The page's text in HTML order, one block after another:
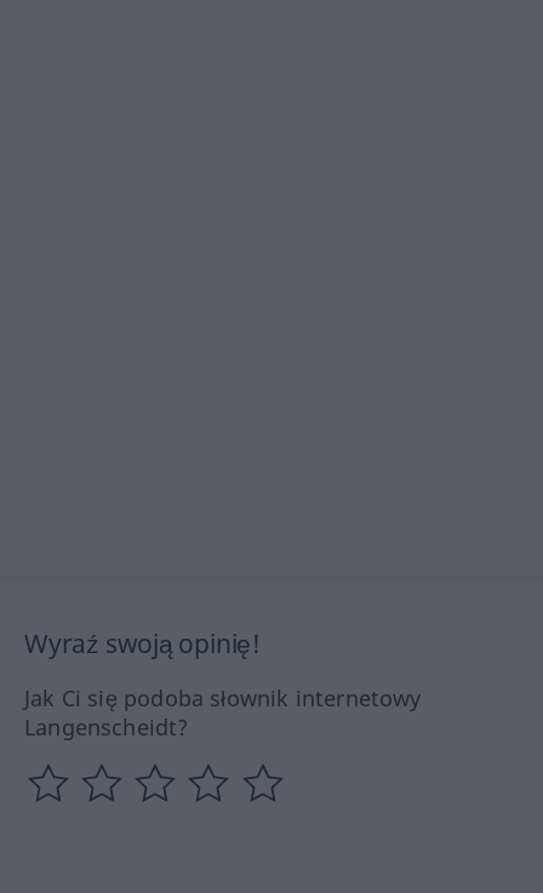
Wyraź swoją opinię!
Jak Ci się podoba słownik internetowy
Langenscheidt?